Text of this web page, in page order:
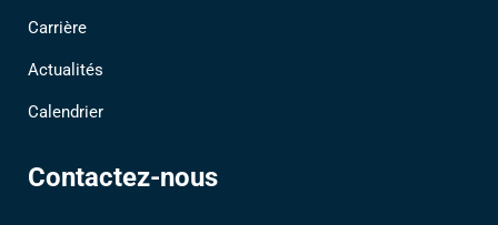
Carrière
Actualités
Calendrier
Contactez-nous